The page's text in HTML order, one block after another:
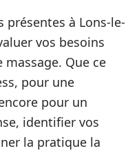
présentes à Lons-le-
vos besoins
Que ce
pour une
pour un
identifier vos
la pratique la